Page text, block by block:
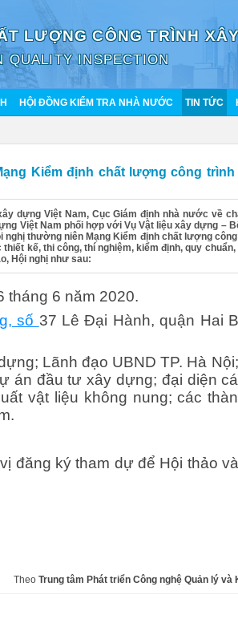
LƯỢNG CÔNG TRÌNH
QUALITY INSPECTION
HỘI ĐỒNG KIỂM TRA NHÀ NƯỚC TIN TỨC
Kiểm định chất lượng công
dựng Việt Nam, Cục Giám định nhà nước về
Việt Nam phối hợp với Vụ Vật liệu xây dựng –
nghị thường niên Mạng Kiểm định chất lượng
kế, thi công, thí nghiệm, kiểm định, quy
Hội nghị như sau:
tháng 6 năm 2020.
số 37 Lê Đại Hành, quận Hai
Lãnh đạo UBND TP. Hà
án đầu tư xây dựng; đại diện
vật liệu không nung; các
đăng ký tham dự để Hội thảo
Theo Trung tâm Phát triển Công nghệ Quản lý